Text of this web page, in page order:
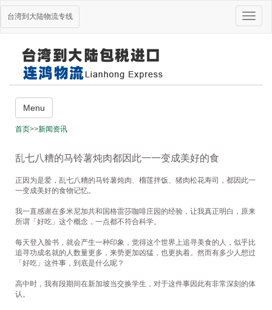
台湾到大陆物流专线
Toggle
主营业务
台湾海运到大陆
台湾到大陆货运
大陆到台湾搬家
台湾到大陆进口
关于我们
货物跟踪
新闻资讯
台湾快递
联系我们
Menu
首页>>新闻资讯
乱七八糟的马铃薯炖肉都因此一一变成美好的食
正因为是爱，乱七八糟的马铃薯炖肉、榴莲拌饭、猪肉松花寿司，都因此一
一变成美好的食物记忆。
我一直感谢在多米尼加共和国格雷莎咖啡庄园的经验，让我真正明白，原来
所谓「好吃」这个概念，一点都不符合科学。
每天登入脸书，就会产生一种印象，觉得这个世界上追寻美食的人，似乎比
追寻功成名就的人数量更多，来势更加凶猛，也更执着。然而有多少人想过
「好吃」这件事，到底是什么呢？
高中时，我有段期间在新加坡当交换学生，对于这件事因此有非常深刻的体
认。